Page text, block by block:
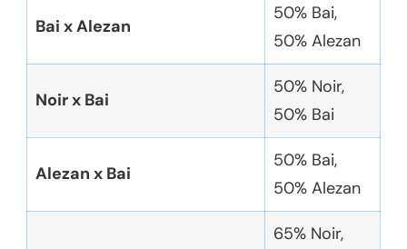
Bai x Alezan
50% Bai,
50% Alezan
Noir x Bai
50% Noir,
50% Bai
Alezan x Bai
50% Bai,
50% Alezan
65% Noir,